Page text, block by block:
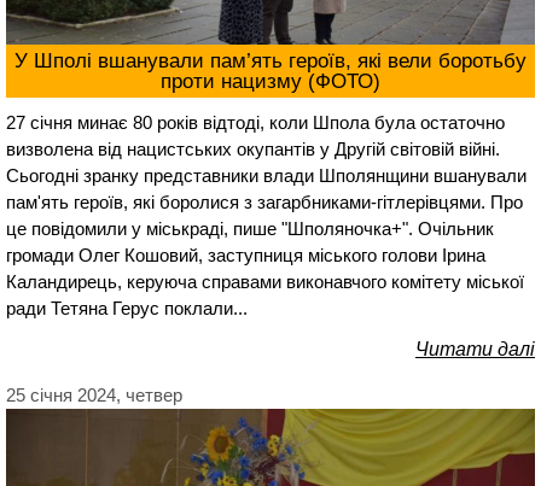
У Шполі вшанували пам’ять героїв, які вели боротьбу
проти нацизму (ФОТО)
27 січня минає 80 років відтоді, коли Шпола була остаточно
визволена від нацистських окупантів у Другій світовій війні.
Сьогодні зранку представники влади Шполянщини вшанували
пам'ять героїв, які боролися з загарбниками-гітлерівцями. Про
це повідомили у міськраді, пише "Шполяночка+". Очільник
громади Олег Кошовий, заступниця міського голови Ірина
Каландирець, керуюча справами виконавчого комітету міської
ради Тетяна Герус поклали...
Читати далі
25 січня 2024, четвер